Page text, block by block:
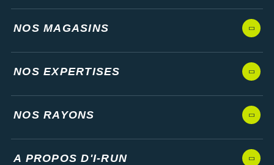
NOS MAGASINS
NOS EXPERTISES
NOS RAYONS
A PROPOS D'I-RUN